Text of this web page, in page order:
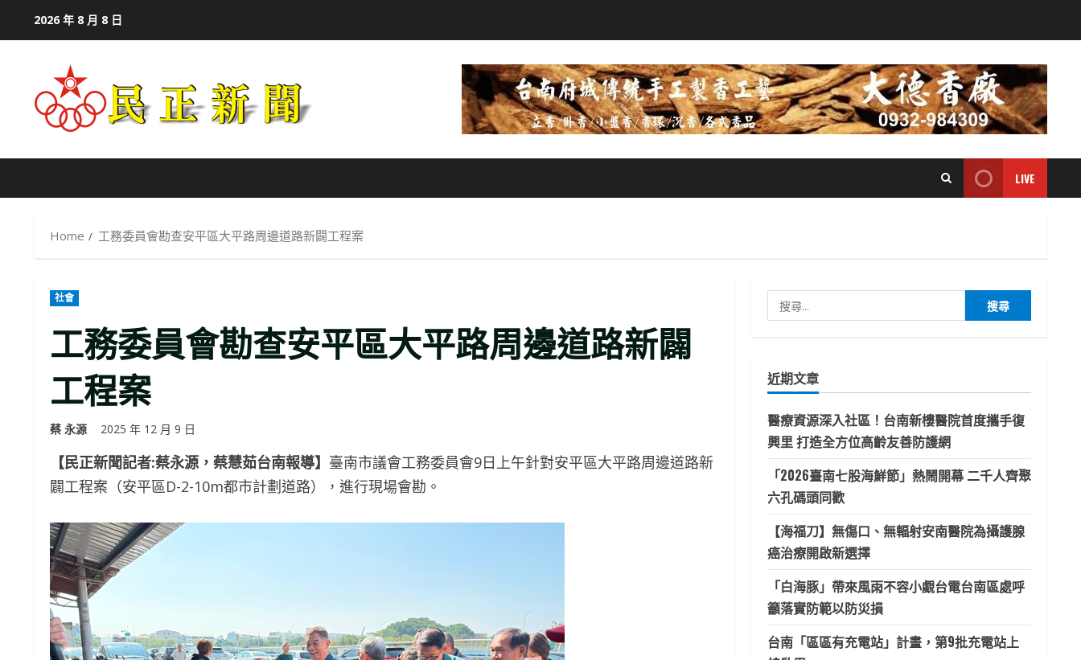
2026 年 8 月 8 日
LIVE
Home 工務委員會勘查安平區大平路周邊道路新闢工程案
社會
工務委員會勘查安平區大平路周邊道路新闢
工程案
蔡 永源 2025 年 12 月 9 日
【民正新聞記者:蔡永源，蔡慧茹台南報導】 臺南市議會工務委員會9日上午針對安平區大平路周邊道路新
闢工程案（安平區D-2-10m都市計劃道路），進行現場會勘。
尋
字:
近期文章
醫療資源深入社區！台南新樓醫院首度攜手復
興里 打造全方位高齡友善防護網
「2026臺南七股海鮮節」熱鬧開幕 二千人齊聚
六孔碼頭同歡
【海福刀】無傷口、無輻射安南醫院為攝護腺
癌治療開啟新選擇
「白海豚」帶來風雨不容小覷台電台南區處呼
籲落實防範以防災損
台南「區區有充電站」計畫，第9批充電站上